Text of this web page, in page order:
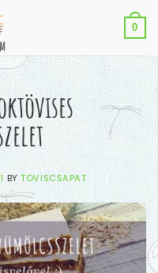
0
BYTOVISCSAPAT